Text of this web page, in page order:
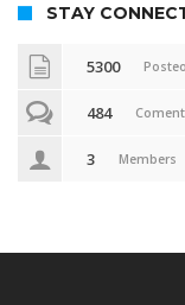
STAY
5300
484
3 Members